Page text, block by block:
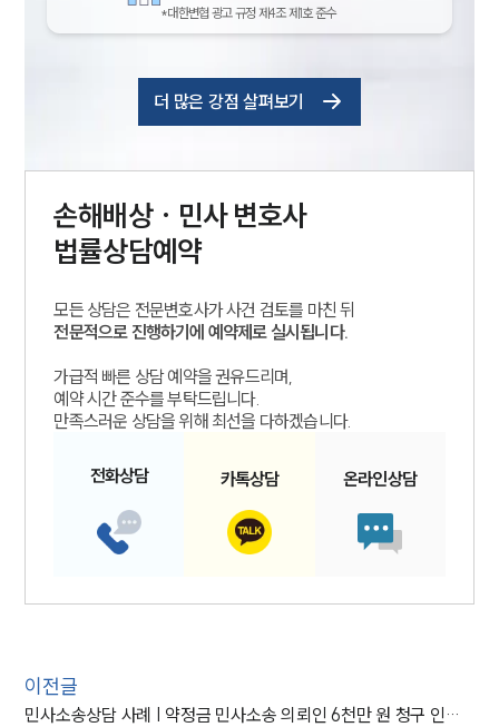
*대한변협 광고 규정 제4조 제1호 준수
더 많은 강점 살펴보기
손해배상 · 민사변호사
법률상담예약
모든 상담은 전문변호사가 사건 검토를 마친 뒤
전문적으로 진행하기에 예약제로 실시됩니다.
가급적 빠른 상담 예약을 권유드리며,
예약 시간 준수를 부탁드립니다.
만족스러운 상담을 위해 최선을 다하겠습니다.
전화상담 카톡상담 온라인상담
이전글
민사소송상담 사례 | 약정금 민사소송 의뢰인 6천만 원 청구 인용 승소해